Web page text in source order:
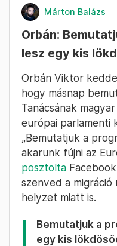
Márton Balázs
Orbán:
lesz egy kis
Orbán Viktor
hogy másnap
Tanácsának
európai parlamenti
„Bemutatjuk a
akarunk fújni az
posztolta
szenved a migráció
helyzet miatt is.
Bemutatjuk a
egy kis